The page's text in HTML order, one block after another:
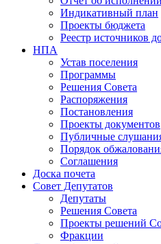
Индикативный план
Проекты бюджета
Реестр источников
НПА
Устав поселения
Программы
Решения Совета
Распоряжения
Постановления
Проекты документов
Публичные
Порядок
Соглашения
Доска почета
Совет Депутатов
Депутаты
Решения Совета
Проекты решений
Фракции